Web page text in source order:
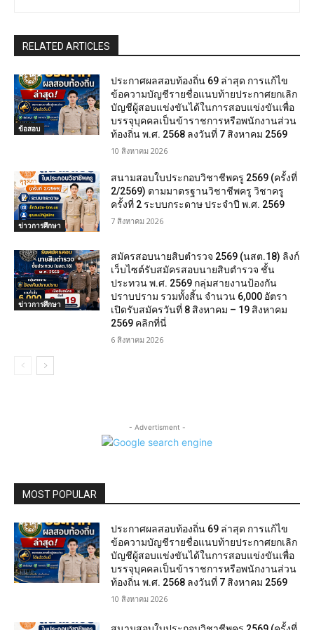
RELATED ARTICLES
ข้อสอบ
ประกาศผลสอบท้องถิ่น 69 ล่าสุด การแก้ไข
ข้อความบัญชีรายชื่อแนบท้ายประกาศยกเลิก
บัญชีผู้สอบแข่งขันได้ในการสอบแข่งขันเพื่อ
บรรจุบุคคลเป็นข้าราชการหรือพนักงานส่วน
ท้องถิ่น พ.ศ. 2568 ลงวันที่ 7 สิงหาคม 2569
10 สิงหาคม 2026
ข่าวการศึกษา
สนามสอบใบประกอบวิชาชีพครู 2569 (ครั้งที่
2/2569) ตามมาตรฐานวิชาชีพครู วิชาครู
ครั้งที่ 2 ระบบกระดาษ ประจำปี พ.ศ. 2569
7 สิงหาคม 2026
ข่าวการศึกษา
สมัครสอบนายสิบตำรวจ 2569 (นสต.18) ลิงก์
เว็บไซต์รับสมัครสอบนายสิบตำรวจ ชั้น
ประทวน พ.ศ. 2569 กลุ่มสายงานป้องกัน
ปราบปราม รวมทั้งสิ้น จำนวน 6,000 อัตรา
เปิดรับสมัครวันที่ 8 สิงหาคม – 19 สิงหาคม
2569 คลิกที่นี่
6 สิงหาคม 2026
- Advertisment -
MOST POPULAR
ประกาศผลสอบท้องถิ่น 69 ล่าสุด การแก้ไข
ข้อความบัญชีรายชื่อแนบท้ายประกาศยกเลิก
บัญชีผู้สอบแข่งขันได้ในการสอบแข่งขันเพื่อ
บรรจุบุคคลเป็นข้าราชการหรือพนักงานส่วน
ท้องถิ่น พ.ศ. 2568 ลงวันที่ 7 สิงหาคม 2569
10 สิงหาคม 2026